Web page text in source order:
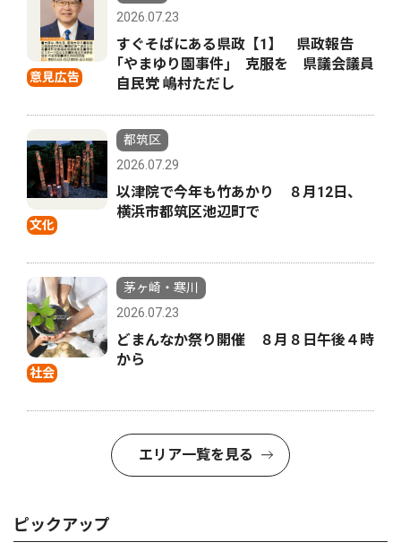
意見広告
2026.07.23
すぐそばにある県政【1】 県政報告
｢やまゆり園事件｣ 克服を 県議会議員
自民党 嶋村ただし
文化
都筑区
2026.07.29
以津院で今年も竹あかり ８月12日、
横浜市都筑区池辺町で
社会
茅ヶ崎・寒川
2026.07.23
どまんなか祭り開催 ８月８日午後４時
から
エリア一覧を見る
ピックアップ